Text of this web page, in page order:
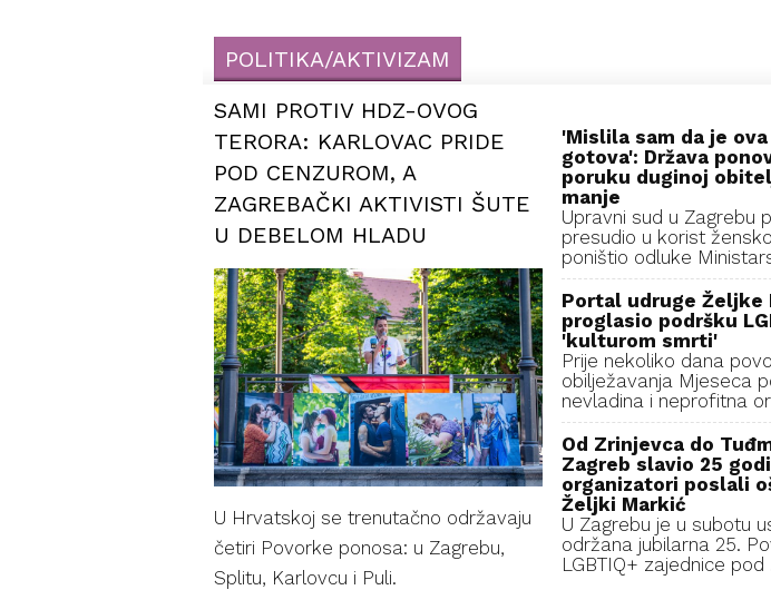
POLITIKA/AKTIVIZAM
SAMI PROTIV HDZ-OVOG
TERORA: KARLOVAC PRIDE
POD CENZUROM, A
ZAGREBAČKI AKTIVISTI ŠUTE
U DEBELOM HLADU
U Hrvatskoj se trenutačno održavaju
četiri Povorke ponosa: u Zagrebu,
Splitu, Karlovcu i Puli.
'Mislila sam da je ova
gotova': Država
poruku duginoj
manje
Upravni sud u Zagrebu
presudio u korist
poništio odluke
Portal udruge Željke
proglasio podršku
'kulturom smrti'
Prije nekoliko dana
obilježavanja Mjeseca
nevladina i neprofitna
Od Zrinjevca do
Zagreb slavio 25
organizatori poslali
Željki Markić
U Zagrebu je u subotu
održana jubilarna 25.
LGBTIQ+ zajednice pod